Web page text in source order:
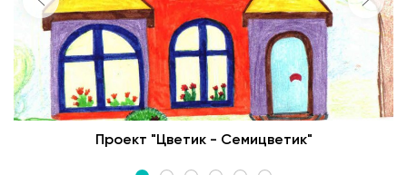
Проект "Цветик - Семицветик"